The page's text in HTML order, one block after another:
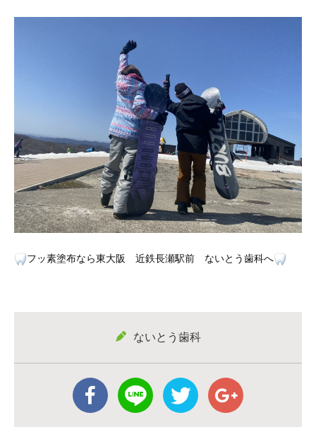
フッ素塗布なら東大阪 近鉄長瀬駅前 ないとう歯科へ
ないとう歯科